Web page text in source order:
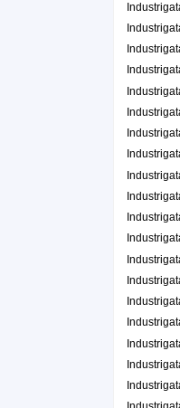
Tibro
0504-14578
Ingrid
070-